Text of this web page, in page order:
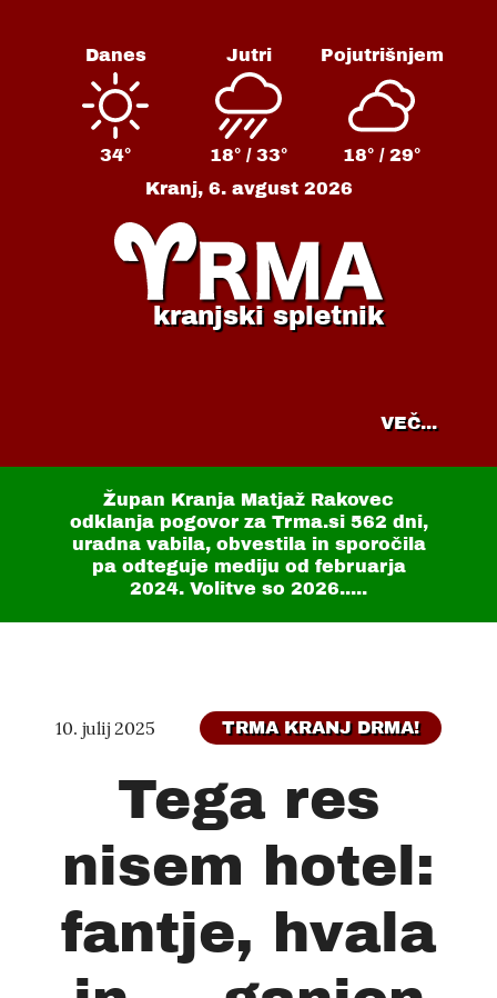
Danes
34°
Jutri
18° / 33°
Pojutrišnjem
18° / 29°
Kranj, 6. avgust 2026
kranjski spletnik
VEČ...
Župan Kranja Matjaž Rakovec
odklanja pogovor za Trma.si 562 dni,
uradna vabila, obvestila in sporočila
pa odteguje mediju od februarja
2024. Volitve so 2026.....
10. julij 2025 TRMA KRANJ DRMA!
Tega res
nisem hotel:
fantje, hvala